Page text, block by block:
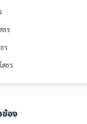
ธร
ร
สธร
ข้อง